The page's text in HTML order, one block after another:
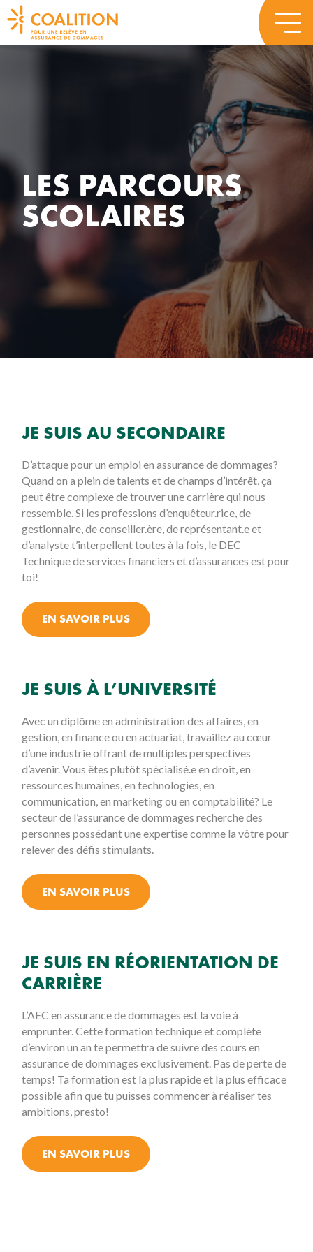
LES PARCOURS
SCOLAIRES
JE SUIS AU SECONDAIRE
D’attaque pour un emploi en assurance de dommages?
Quand on a plein de talents et de champs d’intérêt, ça
peut être complexe de trouver une carrière qui nous
ressemble. Si les professions d’enquêteur.rice, de
gestionnaire, de conseiller.ère, de représentant.e et
d’analyste t’interpellent toutes à la fois, le DEC
Technique de services financiers et d’assurances est pour
toi!
EN SAVOIR PLUS
JE SUIS À L’UNIVERSITÉ
Avec un diplôme en administration des affaires, en
gestion, en finance ou en actuariat, travaillez au cœur
d’une industrie offrant de multiples perspectives
d’avenir. Vous êtes plutôt spécialisé.e en droit, en
ressources humaines, en technologies, en
communication, en marketing ou en comptabilité? Le
secteur de l’assurance de dommages recherche des
personnes possédant une expertise comme la vôtre pour
relever des défis stimulants.
EN SAVOIR PLUS
JE SUIS EN RÉORIENTATION DE
CARRIÈRE
L’AEC en assurance de dommages est la voie à
emprunter. Cette formation technique et complète
d’environ un an te permettra de suivre des cours en
assurance de dommages exclusivement. Pas de perte de
temps! Ta formation est la plus rapide et la plus efficace
possible afin que tu puisses commencer à réaliser tes
ambitions, presto!
EN SAVOIR PLUS